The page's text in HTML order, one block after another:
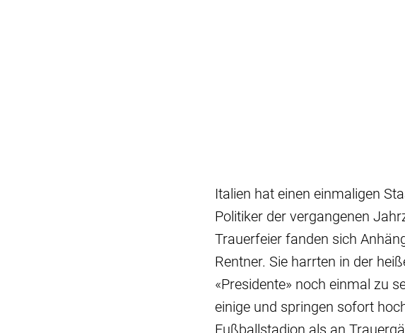
Italien hat einen einmaligen
Politiker der vergangenen
Trauerfeier fanden sich
Rentner. Sie harrten in der
«Presidente» noch einmal zu
einige und springen sofort
Fußballstadion als an